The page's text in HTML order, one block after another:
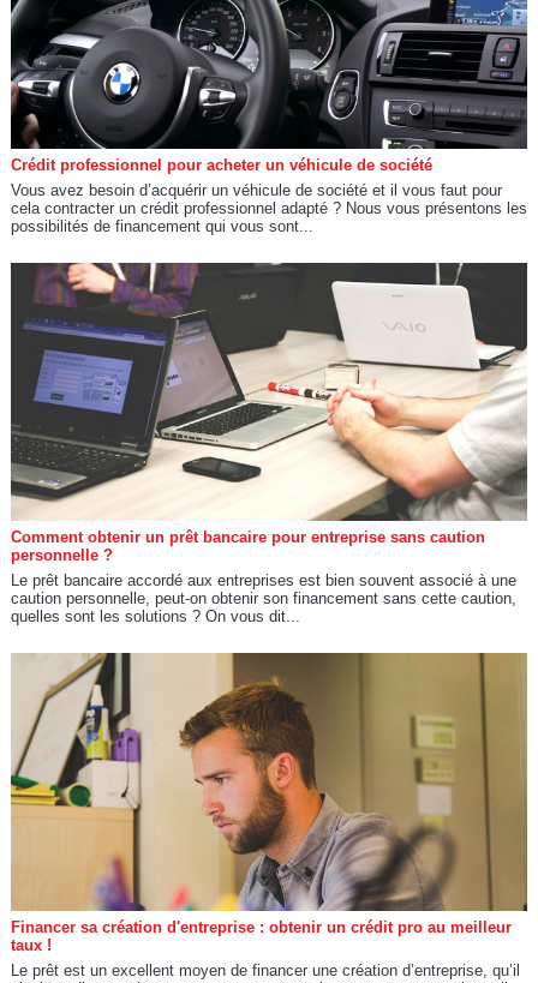
Crédit professionnel pour acheter un véhicule de société
Vous avez besoin d’acquérir un véhicule de société et il vous faut pour
cela contracter un crédit professionnel adapté ? Nous vous présentons les
possibilités de financement qui vous sont...
Comment obtenir un prêt bancaire pour entreprise sans caution
personnelle ?
Le prêt bancaire accordé aux entreprises est bien souvent associé à une
caution personnelle, peut-on obtenir son financement sans cette caution,
quelles sont les solutions ? On vous dit...
Financer sa création d'entreprise : obtenir un crédit pro au meilleur
taux !
Le prêt est un excellent moyen de financer une création d’entreprise, qu’il